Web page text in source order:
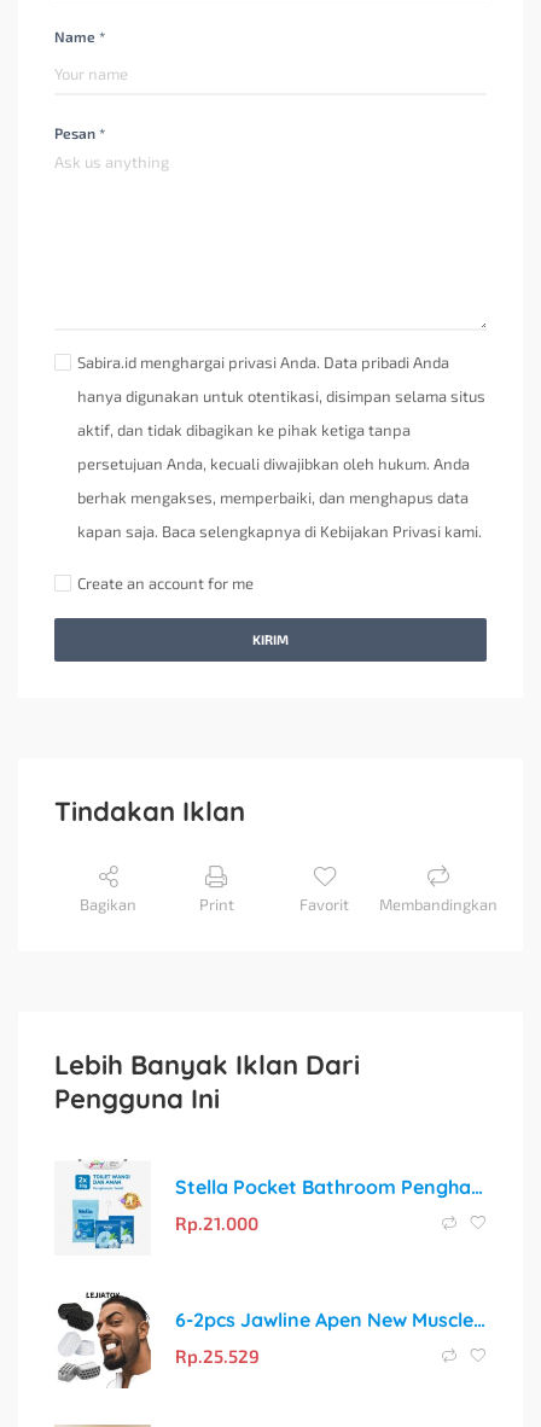
Name *
Pesan *
Sabira.id menghargai privasi Anda. Data pribadi Anda
hanya digunakan untuk otentikasi, disimpan selama situs
aktif, dan tidak dibagikan ke pihak ketiga tanpa
persetujuan Anda, kecuali diwajibkan oleh hukum. Anda
berhak mengakses, memperbaiki, dan menghapus data
kapan saja. Baca selengkapnya di Kebijakan Privasi kami.
Create an account for me
KIRIM
Tindakan Iklan
Bagikan Print Favorit Membandingkan
Lebih Banyak Iklan Dari
Pengguna Ini
Stella Pocket Bathroom Pengharum Kamar Mandi Blue: Kesegaran 30 Hari untuk Kamar Mandi Anda!
Rp.21.000
6-2pcs Jawline Apen New Muscle Exercise Silikon Latihan Otot Rahang
Rp.25.529